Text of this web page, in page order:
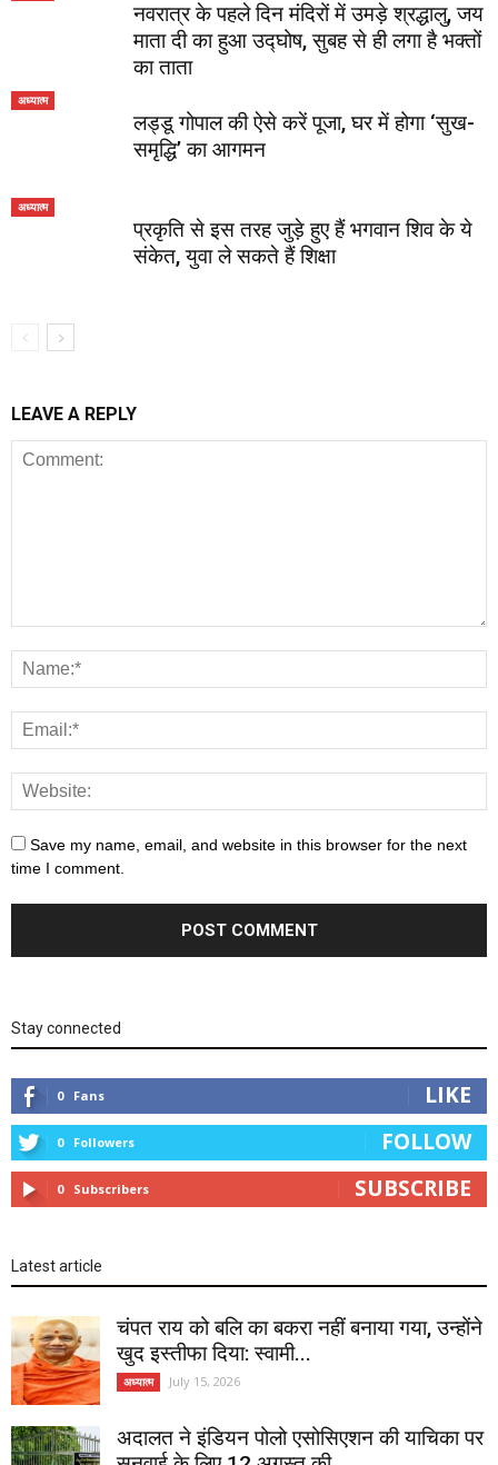
नवरात्र के पहले दिन मंदिरों में उमड़े श्रद्धालु, जय
माता दी का हुआ उद्घोष, सुबह से ही लगा है भक्‍तों
का ताता
अध्यात्म
लड्डू गोपाल की ऐसे करें पूजा, घर में होगा ‘सुख-
समृद्धि’ का आगमन
अध्यात्म
प्रकृति से इस तरह जुड़े हुए हैं भगवान शिव के ये
संकेत, युवा ले सकते हैं शिक्षा
LEAVE A REPLY
Save my name, email, and website in this browser for the next
time I comment.
Stay connected
0 Fans LIKE
0 Followers FOLLOW
0 Subscribers SUBSCRIBE
Latest article
चंपत राय को बलि का बकरा नहीं बनाया गया, उन्होंने
खुद इस्तीफा दिया: स्वामी...
अध्यात्म July 15, 2026
अदालत ने इंडियन पोलो एसोसिएशन की याचिका पर